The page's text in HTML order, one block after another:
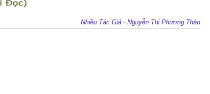
Nhiều Tác Giả - Nguyễn Thị Phương Thảo